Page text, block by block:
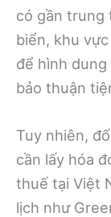
có gần trung
biển, khu
để hình
bảo thuận
Tuy nhiên,
cần lấy hóa
thuế tại Việt
lịch như